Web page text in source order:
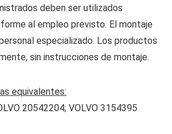
deben ser utilizados
al empleo previsto. El montaje
especializado. Los productos
sin instrucciones de montaje.
equivalentes:
20542204; VOLVO 3154395